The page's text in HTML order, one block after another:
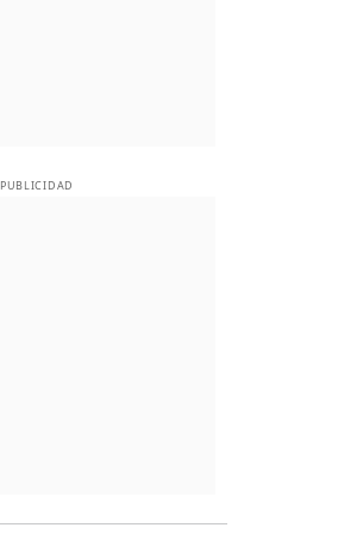
PUBLICIDAD